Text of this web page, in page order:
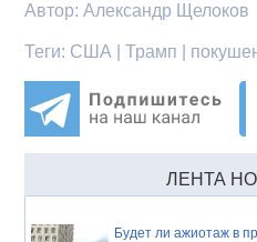
Автор:Александр Щелоков
Теги: США | Трамп |
ЛЕНТА
Будет ли ажиотаж в